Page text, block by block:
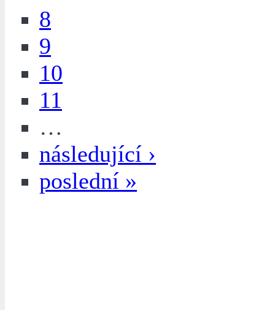
8
9
10
11
…
následující ›
poslední »